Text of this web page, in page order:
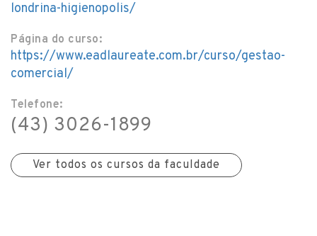
londrina-higienopolis/
Página do curso:
https://www.eadlaureate.com.br/curso/gestao-
comercial/
Telefone:
(43) 3026-1899
Ver todos os cursos da faculdade